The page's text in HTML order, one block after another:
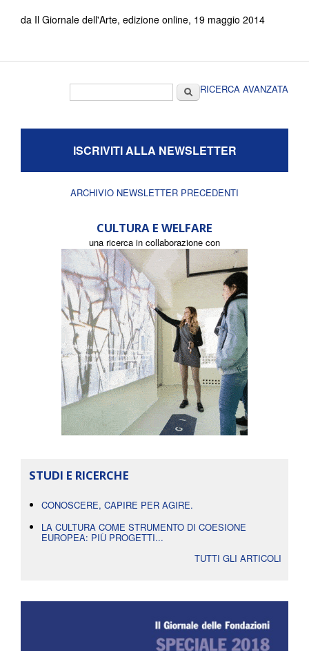
da Il Giornale dell'Arte, edizione online, 19 maggio 2014
CercaRICERCA AVANZATA
ISCRIVITI ALLA NEWSLETTER
ARCHIVIO NEWSLETTER PRECEDENTI
CULTURA E WELFARE
una ricerca in collaborazione con
STUDI E RICERCHE
CONOSCERE, CAPIRE PER AGIRE.
LA CULTURA COME STRUMENTO DI COESIONE
EUROPEA: PIÙ PROGETTI...
TUTTI GLI ARTICOLI